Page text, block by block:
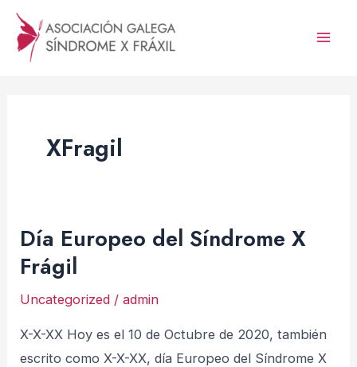
contenido
XFragil
Día Europeo del Síndrome X
Frágil
Uncategorized /admin
X-X-XX Hoy es el 10 de Octubre de 2020, también
escrito como X-X-XX, día Europeo del Síndrome X